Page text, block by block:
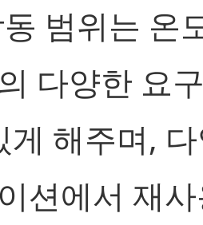
범위는 온
다양한 요
게 해주며,
션에서 재